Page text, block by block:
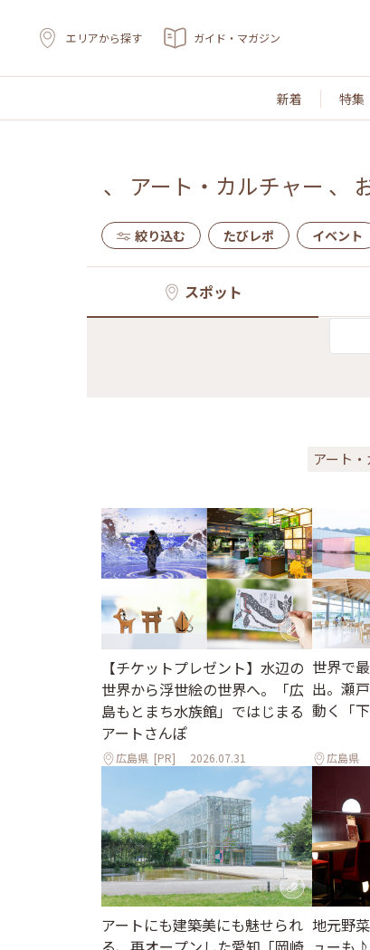
エリアから探す ガイド・マガジン
新着 特集
、 アート・カルチャー 、
絞り込む たびレポ イベント
スポット
アート
【チケットプレゼント】水辺の
世界から浮世絵の世界へ。「広
島もとまち水族館」ではじまる
アートさんぽ
広島県 [PR] 2026.07.31
世界で
出。瀬
動く「
広島県
アートにも建築美にも魅せられ 地元野